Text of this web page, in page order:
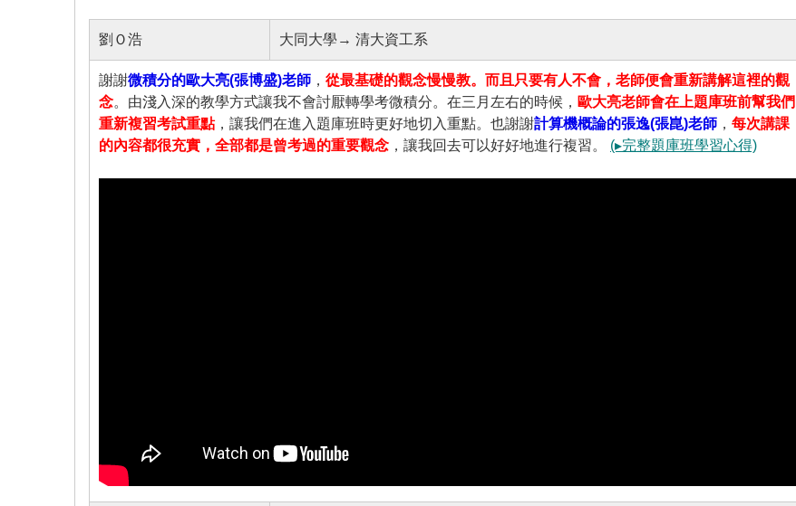
劉Ｏ浩 大同大學→ 清大資工系
謝謝微積分的歐大亮(張博盛)老師 ， 從最基礎的觀念慢慢教。而且只要有人不會，老師便會重新講解這裡的觀
念。由淺入深的教學方式讓我不會討厭轉學考微積分。在三月左右的時候， 歐大亮老師會在上題庫班前幫我們
重新複習考試重點，讓我們在進入題庫班時更好地切入重點。也謝謝計算機概論的張逸(張崑)老師 ， 每次講課
的內容都很充實，全部都是曾考過的重要觀念 ，讓我回去可以好好地進行複習。 (▸完整題庫班學習心得)